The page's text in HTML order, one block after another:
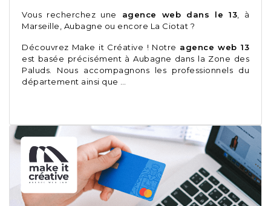
Vous recherchez une agence web dans le 13 , à
Marseille, Aubagne ou encore La Ciotat ?
Découvrez Make it Créative ! Notre agence web 13
est basée précisément à Aubagne dans la Zone des
Paluds. Nous accompagnons les professionnels du
département ainsi que …